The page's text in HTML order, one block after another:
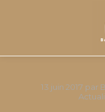
13 juin 2017 par